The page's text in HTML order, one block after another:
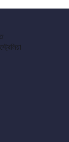
ফ্ল্যাভোনয়েড
পরিবর্তন